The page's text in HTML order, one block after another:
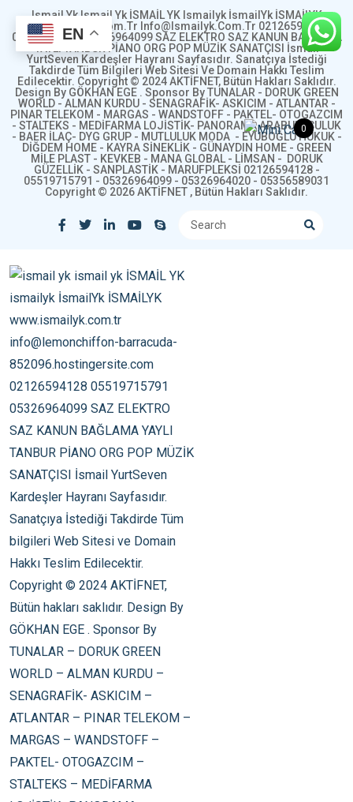
Ismail Yk Ismail Yk İSMAİL YK Ismailyk İsmailYk İSMAİLYK
Www.ismailyk.com.tr Info@ismailyk.com.tr 02126594128
05519715791 05326964099 SAZ ELEKTRO SAZ KANUN BAĞLAMA
YAYLI TANBUR PİANO ORG POP MÜZİK SANATÇISI İsmail
YurtSeven Kardeşler Hayranı Sayfasıdır. Sanatçıya İstediği
Takdirde Tüm Bilgileri Web Sitesi Ve Domain Hakkı Teslim
Edilecektir. Copyright © 2024 AKTİFNET, Bütün Hakları Saklıdır.
Design By GÖKHAN EGE . Sponsor By TUNALAR - DORUK GREEN
WORLD - ALMAN KURDU - SENAGRAFİK- ASKICIM - ATLANTAR -
PINAR TELEKOM - MARGAS - WANDSTOFF - PAKTEL- OTOGAZCIM
- STALTEKS - MEDİFARMA LOJİSTİK- PANORAMA ARABULUCULUK
- BAER İLAÇ- DYG GRUP - MUTLULUK MODA - EYÜBOĞLU HUKUK -
DİĞDEM HOME - KAYRA SİNEKLİK - GÜNAYDIN HOME - GREEN
MİLE PLAST - KEVKEB - MANA GLOBAL - LİMSAN - DORUK
GÜZELLİK - SANPLASTİK - MARUFPLEKSİ 02126594128 -
05519715791 - 05326964099 - 05326964020 - 05356589031
Copyright © 2026 AKTİFNET , Bütün Hakları Saklıdır.
EN
0